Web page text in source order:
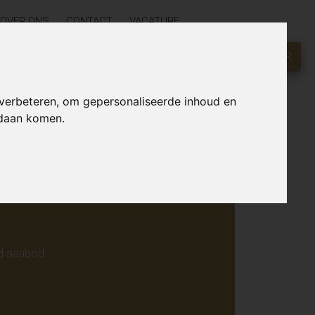
om gepersonaliseerde inhoud en
komen.
OVER ONS CONTACT VACATURE
KLIK HIER
online.
aanbod.